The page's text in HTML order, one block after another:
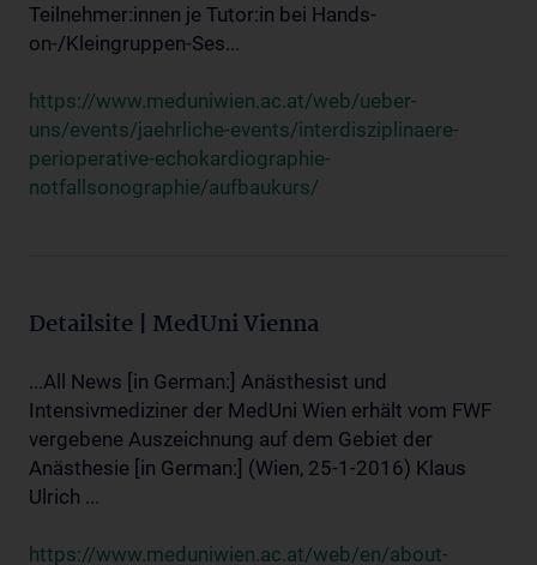
Teilnehmer:innen je Tutor:in bei Hands-
on-/Kleingruppen-Ses...
https://www.meduniwien.ac.at/web/ueber-
uns/events/jaehrliche-events/interdisziplinaere-
perioperative-echokardiographie-
notfallsonographie/aufbaukurs/
Detailsite | MedUni Vienna
...All News [in German:] Anästhesist und
Intensivmediziner der MedUni Wien erhält vom FWF
vergebene Auszeichnung auf dem Gebiet der
Anästhesie [in German:] (Wien, 25-1-2016) Klaus
Ulrich ...
https://www.meduniwien.ac.at/web/en/about-